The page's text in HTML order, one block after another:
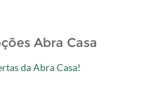
Abra Casa
da Abra Casa!